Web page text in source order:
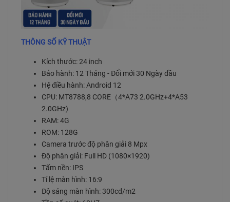
THÔNG SỐ KỸ THUẬT
Kích thước: 24 inch
Bảo hành: 12 Tháng - Đổi mới 30 Ngày đầu
Hệ điều hành: Android 12
CPU: MT8788,8 CORE （4*A73 2.0GHz+4*A53
2.0GHz)
RAM: 4G
ROM: 128G
Camera trước độ phân giải 8 Mpx
Độ phân giải: Full HD (1080×1920)
Tấm nền: IPS
Tỉ lệ màn hình: 16:9
Độ sáng màn hình: 300cd/m2